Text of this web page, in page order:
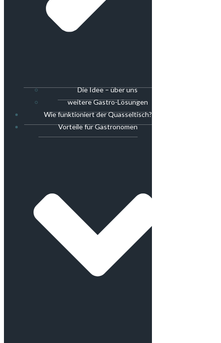
Die Idee – über uns
weitere Gastro-Lösungen
Wie funktioniert der Quasseltisch?
Vorteile für Gastronomen